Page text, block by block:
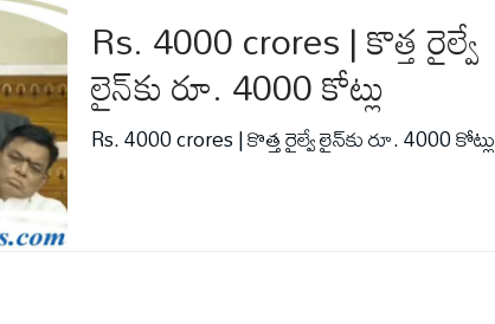
Rs. 4000 crores | కొత్త రైల్వే
లైన్‌కు రూ. 4000 కోట్లు
Rs. 4000 crores | కొత్త రైల్వే లైన్‌కు రూ. 4000 కోట్లు